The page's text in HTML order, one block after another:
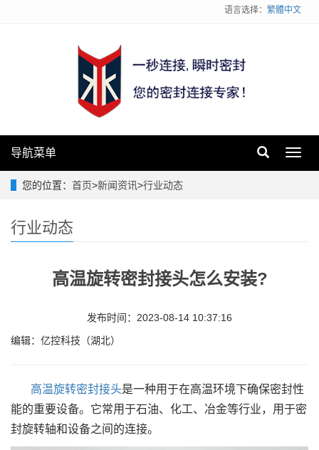
语言选择： 繁體中文
导航菜单
您的位置： 首页>新闻资讯>行业动态
行业动态
高温旋转密封接头怎么安装?
发布时间：2023-08-14 10:37:16
编辑：亿控科技（湖北）
高温旋转密封接头是一种用于在高温环境下确保密封性
能的重要设备。它常用于石油、化工、冶金等行业，用于密
封旋转轴和设备之间的连接。